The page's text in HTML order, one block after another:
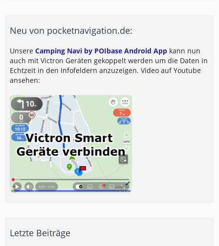
Neu von pocketnavigation.de:
Unsere Camping Navi by POIbase Android App kann nun
auch mit Victron Geräten gekoppelt werden um die Daten in
Echtzeit in den Infofeldern anzuzeigen. Video auf Youtube
ansehen:
Letzte Beiträge